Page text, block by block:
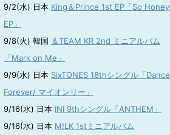
9/2(水) 日本 King＆Prince 1st EP「So Honey
EP」
9/8(火) 韓国 ＆TEAM KR 2nd ミニアルバム
「Mark on Me」
9/9(水) 日本 SixTONES 18thシングル「Dance
Forever/ マイオンリー」
9/16(水) 日本 INI 9thシングル「ANTHEM」
9/16(水) 日本 M!LK 1stミニアルバム